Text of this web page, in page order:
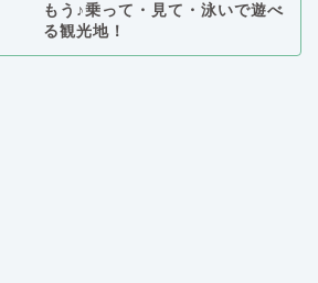
もう♪乗って・見て・泳いで遊べ
る観光地！